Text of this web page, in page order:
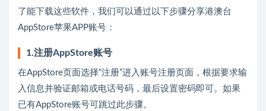
了能下载这些软件，我们可以通过以下步骤分享港澳台
AppStore苹果APP账号：
1.注册AppStore账号
在AppStore页面选择“注册”进入账号注册页面，根据要求输
入信息并验证邮箱或电话号码，最后设置密码即可。如果
已有AppStore账号可跳过此步骤。